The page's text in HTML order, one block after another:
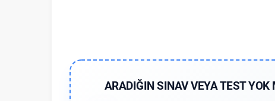
ARADIĞIN SINAV VEYA TEST YOK